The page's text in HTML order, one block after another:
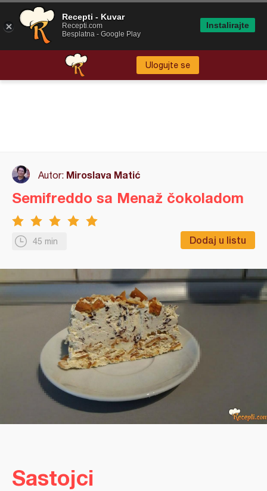
Ulogujte se
Autor: Miroslava Matić
45 min Dodaj u listu
Semifreddo sa Menaž čokoladom
Sastojci
Recepti - Kuvar
Recepti.com
Besplatna - Google Play
Instalirajte